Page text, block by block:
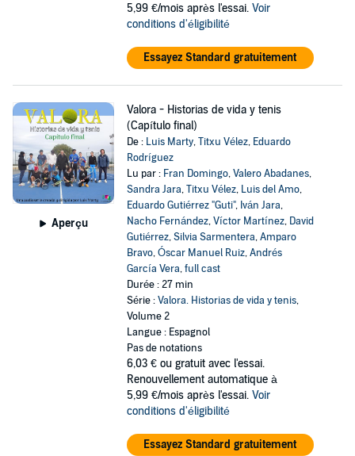
5,99 €/mois après l'essai. Voir
conditions d'éligibilité
Essayez Standard gratuitement
Aperçu
Valora - Historias de vida y tenis
(Capítulo final)
De : Luis Marty,Titxu Vélez, Eduardo
Rodríguez
Lu par : Fran Domingo,Valero Abadanes,
Sandra Jara,Titxu Vélez, Luis del Amo,
Eduardo Gutiérrez "Guti", Iván Jara,
Nacho Fernández,Víctor Martínez, David
Gutiérrez,Silvia Sarmentera,Amparo
Bravo,Óscar Manuel Ruiz,Andrés
García Vera,full cast
Durée : 27 min
Série :Valora. Historias de vida y tenis,
Volume 2
Langue : Espagnol
Pas de notations
6,03 € ou gratuit avec l'essai.
Renouvellement automatique à
5,99 €/mois après l'essai. Voir
conditions d'éligibilité
Essayez Standard gratuitement